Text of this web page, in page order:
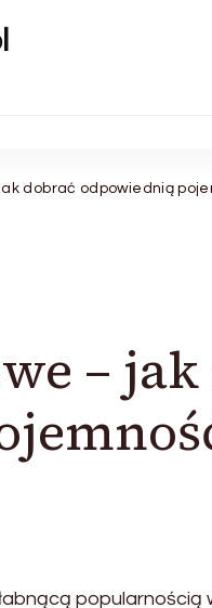
dobrać odpowiednią
–